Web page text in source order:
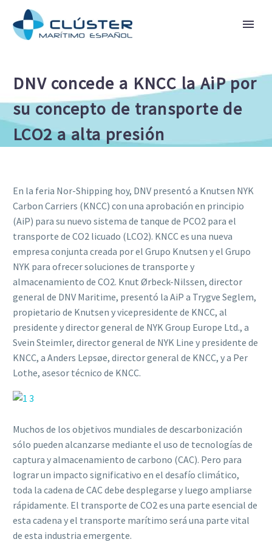
DNV concede a KNCC la AiP por
su concepto de transporte de
LCO2 a alta presión
En la feria Nor-Shipping hoy, DNV presentó a Knutsen NYK
Carbon Carriers (KNCC) con una aprobación en principio
(AiP) para su nuevo sistema de tanque de PCO2 para el
transporte de CO2 licuado (LCO2). KNCC es una nueva
empresa conjunta creada por el Grupo Knutsen y el Grupo
NYK para ofrecer soluciones de transporte y
almacenamiento de CO2. Knut Ørbeck-Nilssen, director
general de DNV Maritime, presentó la AiP a Trygve Seglem,
propietario de Knutsen y vicepresidente de KNCC, al
presidente y director general de NYK Group Europe Ltd., a
Svein Steimler, director general de NYK Line y presidente de
KNCC, a Anders Lepsøe, director general de KNCC, y a Per
Lothe, asesor técnico de KNCC.
Muchos de los objetivos mundiales de descarbonización
sólo pueden alcanzarse mediante el uso de tecnologías de
captura y almacenamiento de carbono (CAC). Pero para
lograr un impacto significativo en el desafío climático,
toda la cadena de CAC debe desplegarse y luego ampliarse
rápidamente. El transporte de CO2 es una parte esencial de
esta cadena y el transporte marítimo será una parte vital
de esta industria emergente.